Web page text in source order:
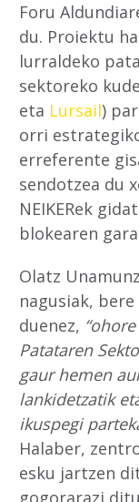
Foru
du. Proiektu
lurraldeko
sektoreko
eta Lursail)
orri
erreferente
sendotzea du
NEIKERek
blokearen
Olatz
nagusiak,
duenez,
Patataren
gaur hemen
lankidetzatik
ikuspegi
Halaber,
esku jartzen
gogorarazi